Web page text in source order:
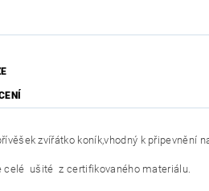
zvířátko koník,vhodný k připevnění
celé ušité z certifikovaného materiálu.